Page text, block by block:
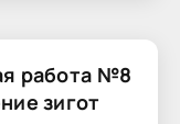
работа №8
зигот